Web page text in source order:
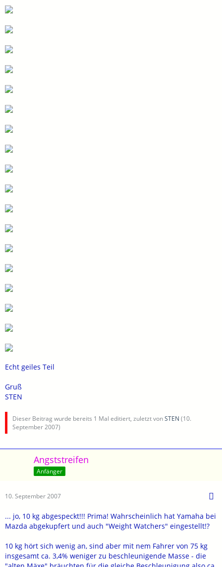
Echt geiles Teil
Gruß
STEN
Dieser Beitrag wurde bereits 1 Mal editiert, zuletzt vonSTEN (10.
September 2007)
Angststreifen
Anfänger
10. September 2007
... jo, 10 kg abgespeckt!!! Prima! Wahrscheinlich hat Yamaha bei
Mazda abgekupfert und auch "Weight Watchers" eingestellt!?
10 kg hört sich wenig an, sind aber mit nem Fahrer von 75 kg
insgesamt ca. 3,4% weniger zu beschleunigende Masse - die